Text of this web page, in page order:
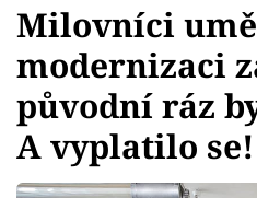
Témata
Bydlení
Zahrada
Milovníci
modernizaci
původní ráz
A vyplatilo se!